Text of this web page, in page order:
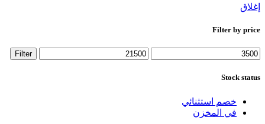
إغلاق
Filter by price
Min
price
Max
price
Filter
Stock status
خصم استثنائي
في المخزن